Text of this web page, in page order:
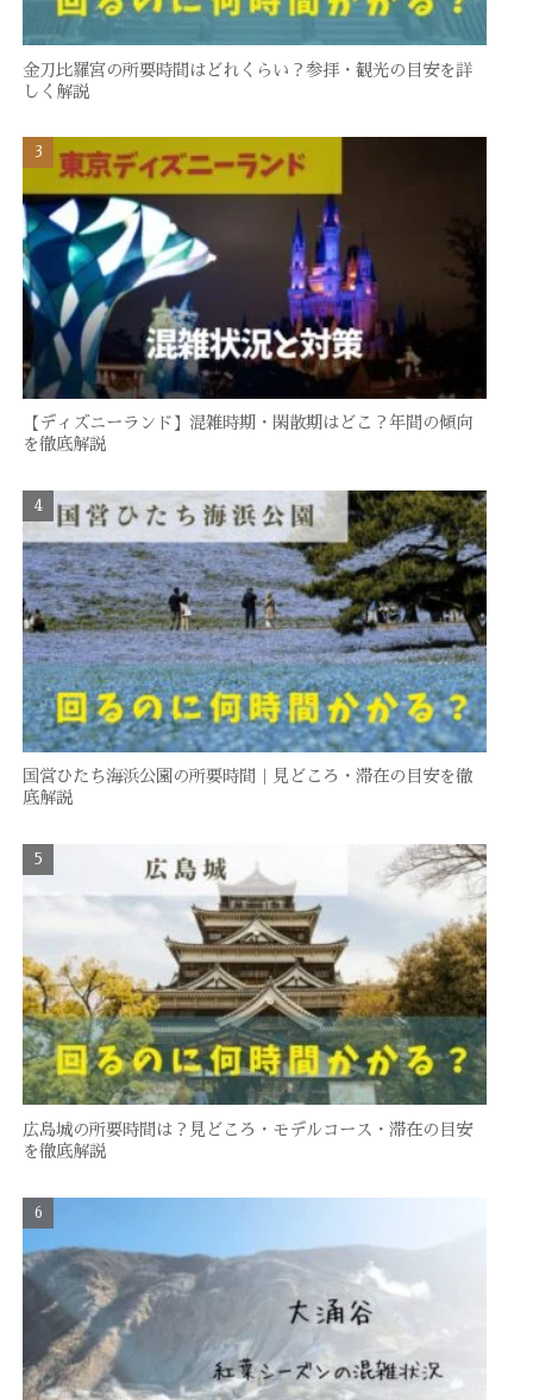
金刀比羅宮の所要時間はどれくらい？参拝・観光の目安を詳
しく解説
【ディズニーランド】混雑時期・閑散期はどこ？年間の傾向
を徹底解説
国営ひたち海浜公園の所要時間｜見どころ・滞在の目安を徹
底解説
広島城の所要時間は？見どころ・モデルコース・滞在の目安
を徹底解説